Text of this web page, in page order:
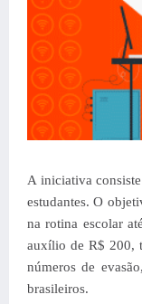
A iniciativa
estudantes. O
na rotina escolar
auxílio de R$ 200,
números de
brasileiros.